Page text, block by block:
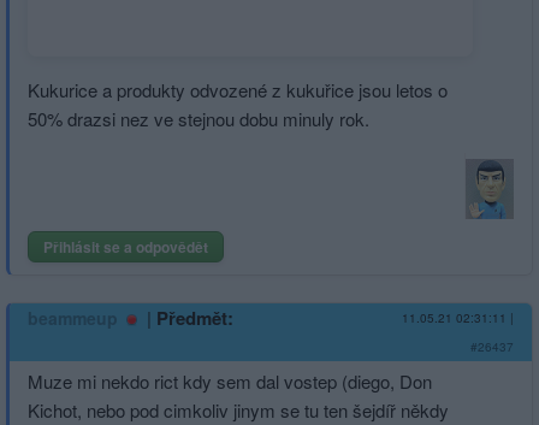
Kukurice a produkty odvozené z kukuřice jsou letos o
50% drazsi nez ve stejnou dobu minuly rok.
Přihlásit se a odpovědět
beammeup | Předmět: 11.05.21 02:31:11 |
#26437
Muze mi nekdo rict kdy sem dal vostep (diego, Don
Kichot, nebo pod cimkoliv jinym se tu ten šejdíř někdy